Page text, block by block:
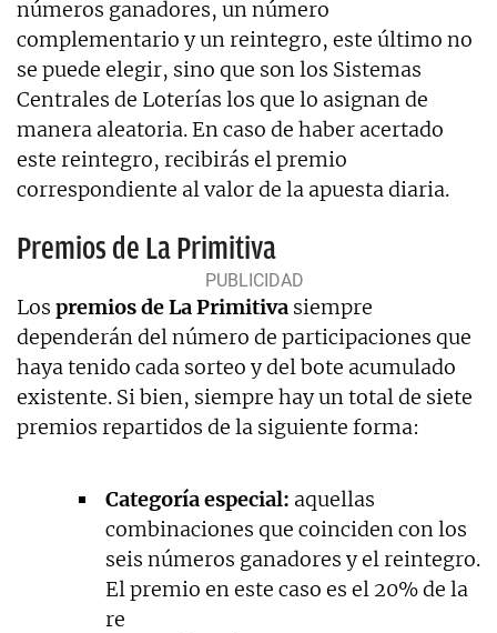
números ganadores, un número
complementario y un reintegro, este último no
se puede elegir, sino que son los Sistemas
Centrales de Loterías los que lo asignan de
manera aleatoria. En caso de haber acertado
este reintegro, recibirás el premio
correspondiente al valor de la apuesta diaria.
Premios de La Primitiva
Los premios de La Primitiva siempre
dependerán del número de participaciones que
haya tenido cada sorteo y del bote acumulado
existente. Si bien, siempre hay un total de siete
premios repartidos de la siguiente forma:
Categoría especial: aquellas
combinaciones que coinciden con los
seis números ganadores y el reintegro.
El premio en este caso es el 20% de la
re